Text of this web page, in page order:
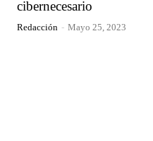
cibernecesario
Redacción - Mayo 25, 2023